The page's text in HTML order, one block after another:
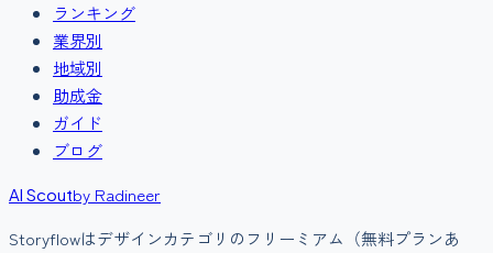
ランキング
業界別
地域別
助成金
ガイド
ブログ
AI Scoutby Radineer
Storyflowはデザインカテゴリの フリーミアム（無料プランあ